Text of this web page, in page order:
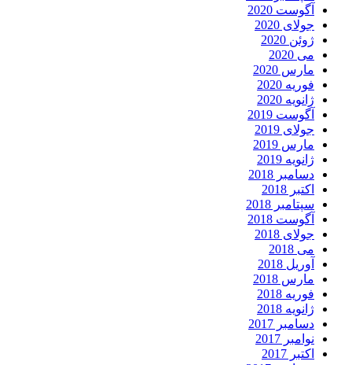
آگوست 2020
جولای 2020
ژوئن 2020
می 2020
مارس 2020
فوریه 2020
ژانویه 2020
آگوست 2019
جولای 2019
مارس 2019
ژانویه 2019
دسامبر 2018
اکتبر 2018
سپتامبر 2018
آگوست 2018
جولای 2018
می 2018
آوریل 2018
مارس 2018
فوریه 2018
ژانویه 2018
دسامبر 2017
نوامبر 2017
اکتبر 2017